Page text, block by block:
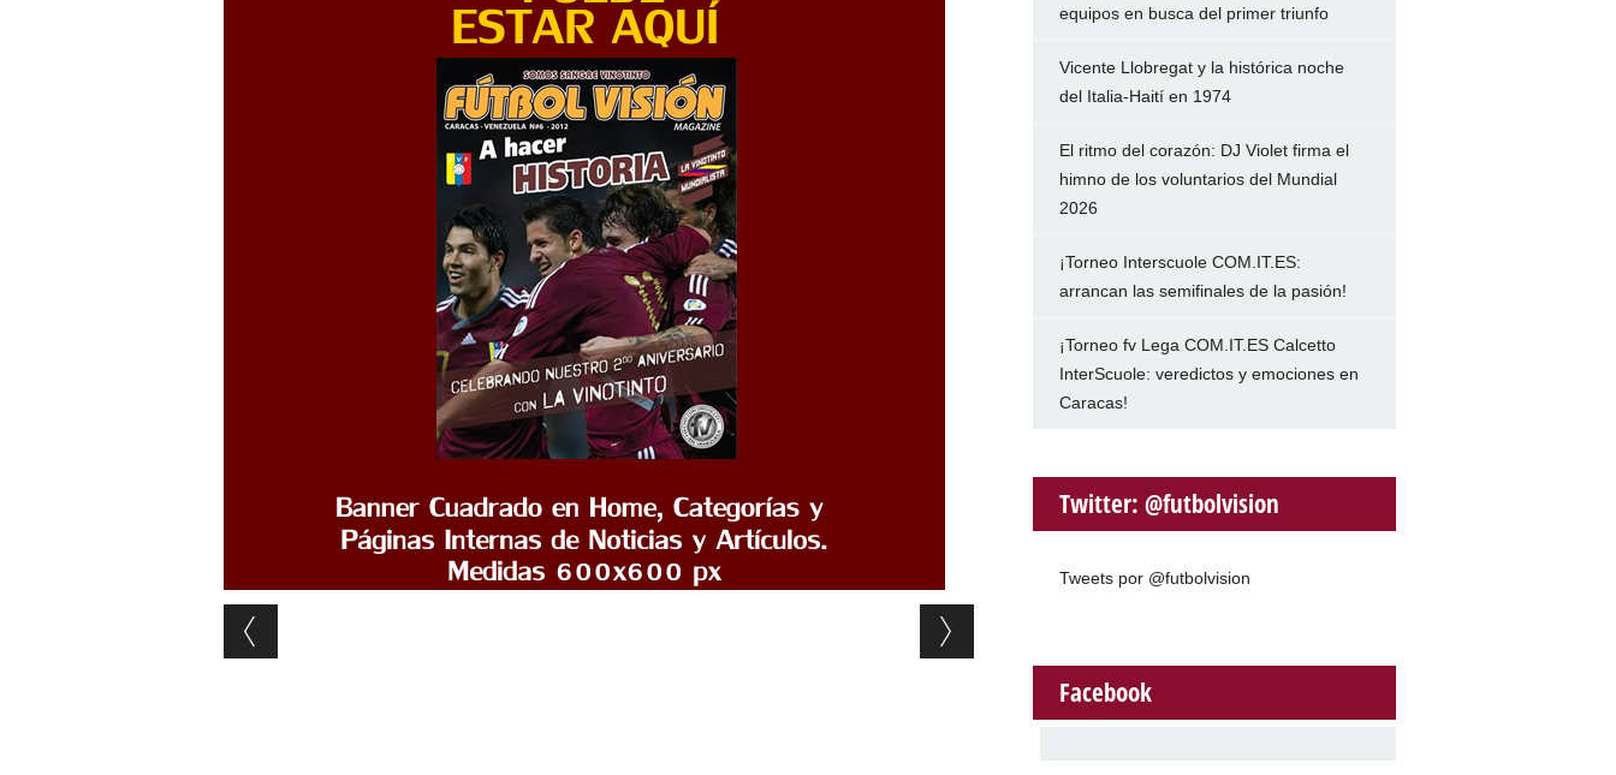
Post navigation
equipos en busca del primer triunfo
Vicente Llobregat y la histórica noche
del Italia-Haití en 1974
El ritmo del corazón: DJ Violet firma el
himno de los voluntarios del Mundial
2026
¡Torneo Interscuole COM.IT.ES:
arrancan las semifinales de la pasión!
¡Torneo fv Lega COM.IT.ES Calcetto
InterScuole: veredictos y emociones en
Caracas!
Twitter: @futbolvision
Tweets por @futbolvision
Facebook